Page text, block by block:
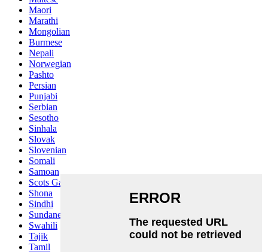
Maori
Marathi
Mongolian
Burmese
Nepali
Norwegian
Pashto
Persian
Punjabi
Serbian
Sesotho
Sinhala
Slovak
Slovenian
Somali
Samoan
Scots Gaelic
Shona
Sindhi
Sundanese
Swahili
Tajik
Tamil